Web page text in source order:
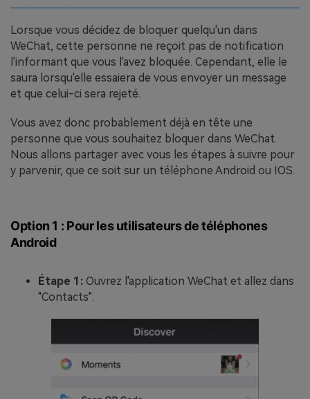
Lorsque vous décidez de bloquer quelqu'un dans
WeChat, cette personne ne reçoit pas de notification
l'informant que vous l'avez bloquée. Cependant, elle le
saura lorsqu'elle essaiera de vous envoyer un message
et que celui-ci sera rejeté.
Vous avez donc probablement déjà en tête une
personne que vous souhaitez bloquer dans WeChat.
Nous allons partager avec vous les étapes à suivre pour
y parvenir, que ce soit sur un téléphone Android ou IOS.
Option 1 : Pour les utilisateurs de téléphones
Android
Étape 1: Ouvrez l'application WeChat et allez dans
"Contacts".